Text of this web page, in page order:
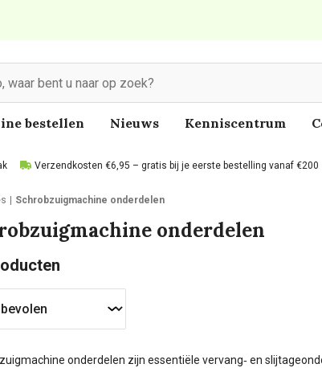
bestellen Nieuws Kenniscentrum
Verzendkosten €6,95 – gratis bij je eerste bestelling vanaf €200
Schrobzuigmachine onderdelen
onderdelen
onderdelen zijn essentiële vervang‑ en